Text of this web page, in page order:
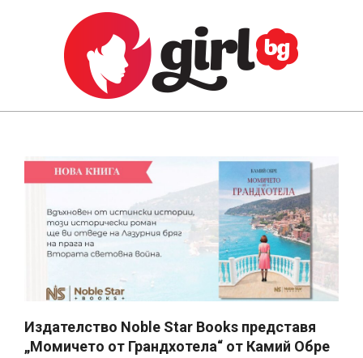
GIRL.BG
Navigation
Издателство Noble Star Books представя
„Момичето от Грандхотела“ от Камий Обре